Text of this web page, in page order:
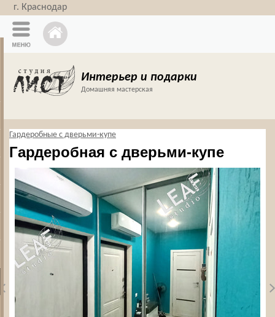
г. Краснодар
Интерьер и подарки
Домашняя мастерская
Гардеробные с дверьми-купе
Гардеробная с дверьми-купе